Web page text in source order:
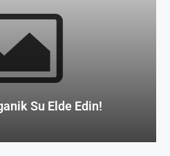
Su Elde Edin!